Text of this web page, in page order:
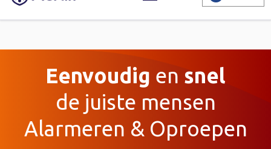
Eenvoudig en snel
de juiste mensen
Alarmeren & Oproepen